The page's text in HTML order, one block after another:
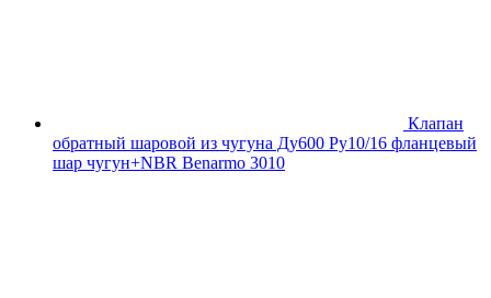
Клапан
обратный шаровой из чугуна Ду600 Ру10/16 фланцевый
шар чугун+NBR Benarmo 3010